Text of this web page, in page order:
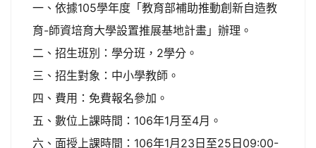
一、依據105學年度「教育部補助推動創新自造教
育-師資培育大學設置推展基地計畫」辦理。
二、招生班別：學分班，2學分。
三、招生對象：中小學教師。
四、費用：免費報名參加。
五、數位上課時間：106年1月至4月。
六、面授上課時間：106年1月23日至25日09:00-